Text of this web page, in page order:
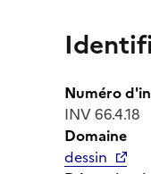
Numéro
INV 66.4.18
Domaine
dessin